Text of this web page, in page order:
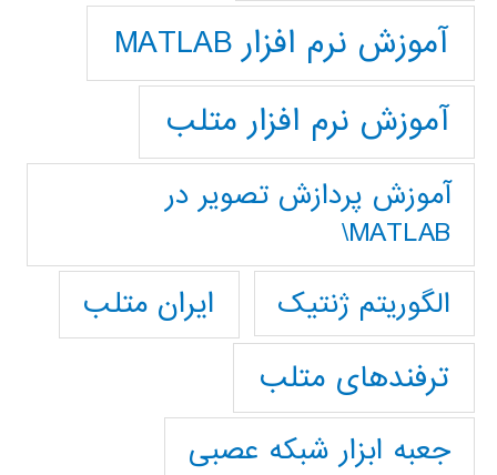
آموزش نرم افزار MATLAB
آموزش نرم افزار متلب
آموزش پردازش تصوير در
MATLAB\
الگوریتم ژنتیک
ایران متلب
ترفندهای متلب
جعبه ابزار شبکه عصبی